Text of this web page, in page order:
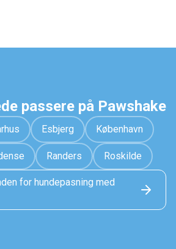
passere på Pawshake
Esbjerg København
Randers Roskilde
for hundepasning med